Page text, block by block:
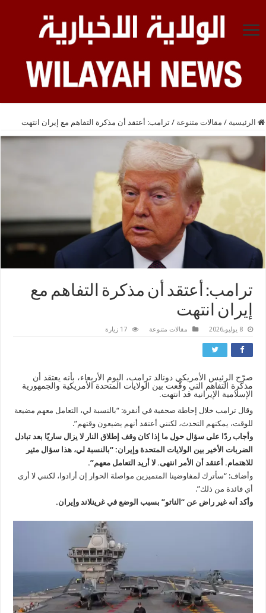
الرئيسية / مقالات متنوعة / ترامب: أعتقد أن مذكرة التفاهم مع إيران انتهت
ترامب: أعتقد أن مذكرة التفاهم مع
إيران انتهت
8 يوليو,2026 مقالات متنوعة 17 زيارة
صرّح الرئيس الأمريكي دونالد ترامب، اليوم الأربعاء، بأنه يعتقد أن
مذكرة التفاهم التي وقّعت بين الولايات المتحدة الأمريكية والجمهورية
الإسلامية الإيرانية قد انتهت.
وقال ترامب خلال إحاطة صحفية في أنقرة: “بالنسبة لي، التعامل معهم مضيعة
للوقت، يمكنهم التحدث، لكنني أعتقد أنهم يضيعون وقتهم”.
وأجاب ردًا على سؤال حول ما إذا كان وقف إطلاق النار لا يزال ساريًا بعد تبادل
الضربات الأخير بين الولايات المتحدة وإيران: “بالنسبة لي، هذا سؤال مثير
للاهتمام. أعتقد أن الأمر انتهى. لا أريد التعامل معهم”.
وأضاف: “سأترك لمفاوضينا المتميزين مواصلة الحوار إن أرادوا، لكنني لا أرى
أي فائدة من ذلك”.
وأكد أنه غير راض عن “الناتو” بسبب الوضع في غرينلاند وإيران.